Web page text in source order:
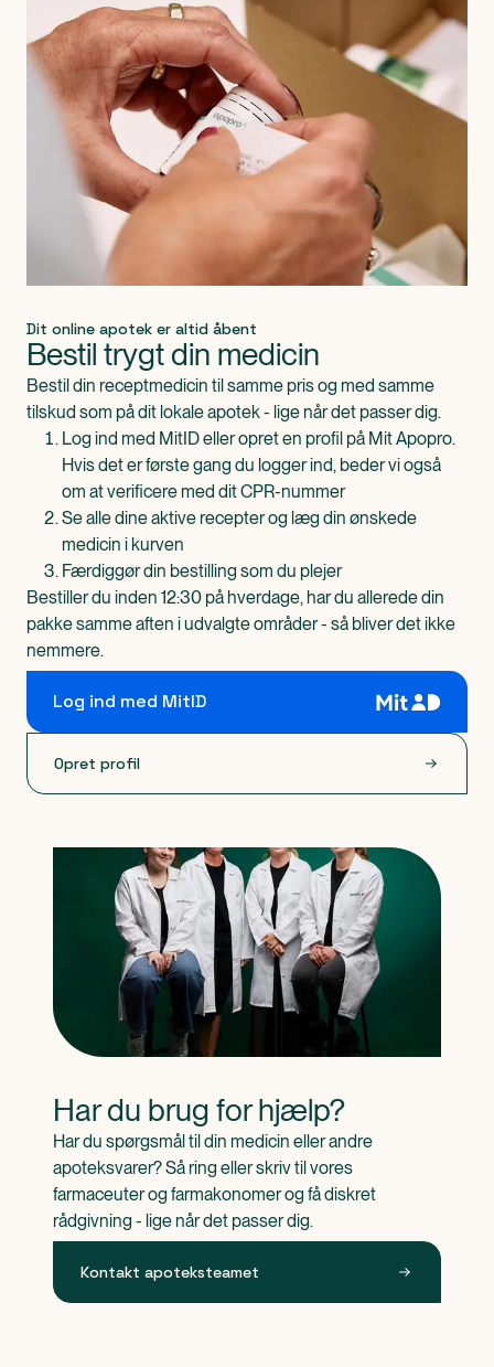
Dit online apotek er altid åbent
Bestil trygt din medicin
Bestil din receptmedicin til samme pris og med samme
tilskud som på dit lokale apotek - lige når det passer dig.
Log ind med MitID eller opret en profil på Mit Apopro.
Hvis det er første gang du logger ind, beder vi også
om at verificere med dit CPR-nummer
Se alle dine aktive recepter og læg din ønskede
medicin i kurven
Færdiggør din bestilling som du plejer
Bestiller du inden 12:30 på hverdage, har du allerede din
pakke samme aften i udvalgte områder - så bliver det ikke
nemmere.
Log ind med MitID
Opret profil
Har du brug for hjælp?
Har du spørgsmål til din medicin eller andre
apoteksvarer? Så ring eller skriv til vores
farmaceuter og farmakonomer og få diskret
rådgivning - lige når det passer dig.
Kontakt apoteksteamet